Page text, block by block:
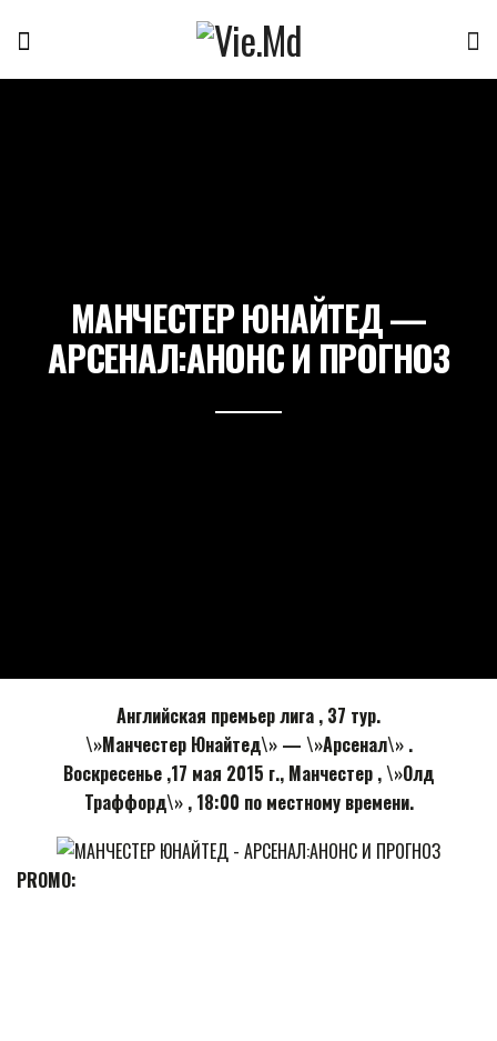
МАНЧЕСТЕР ЮНАЙТЕД —
АРСЕНАЛ:АНОНС И ПРОГНОЗ
Английская премьер лига , 37 тур.
\»Манчестер Юнайтед\» — \»Арсенал\» .
Воскресенье ,17 мая 2015 г., Манчестер , \»Олд
Траффорд\» , 18:00 по местному времени.
PROMO: